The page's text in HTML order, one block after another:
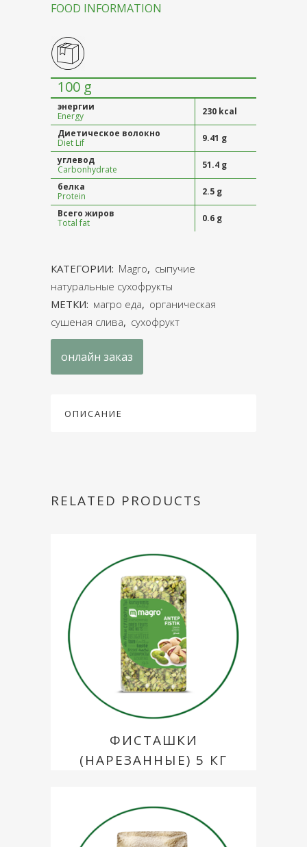
FOOD INFORMATION
100 g
энергии
Energy
230 kcal
Диетическое волокно
Diet Lif
9.41 g
углевод
Carbonhydrate
51.4 g
белка
Protein
2.5 g
Всего жиров
Total fat
0.6 g
КАТЕГОРИИ: Magro, сыпучие
натуральные сухофрукты
МЕТКИ: магро еда, органическая
сушеная слива, сухофрукт
онлайн заказ
ОПИСАНИЕ
RELATED PRODUCTS
ФИСТАШКИ
(НАРЕЗАННЫЕ) 5 КГ